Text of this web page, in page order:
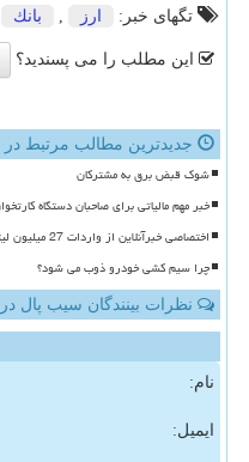
تگهای خبر:
ارز بانك
این مطلب را می پسندید؟
جدیدترین مطالب مرتبط
شوک قبض برق به مشترکان
خبر مهم مالیاتی برای صاحبان دستگاه
اختصاصی خبرآنلاین از واردات 27 میلیون لیتری تا برگشت ناترازی
چرا سیم کشی خودرو ذوب می شود؟
نظرات بینندگان سیب پال
نام:
ایمیل: